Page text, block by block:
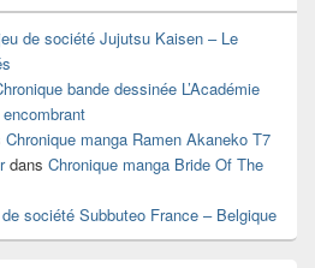
de société Jujutsu Kaisen – Le
bande dessinée L’Académie
Chronique manga Ramen Akaneko T7
dans Chronique manga Bride Of The
société Subbuteo France – Belgique